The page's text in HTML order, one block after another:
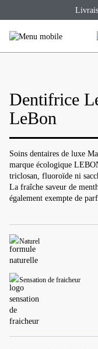
Dentifrice
LeBon
Soins dentaires de luxe
marque écologique
triclosan, fluoroïde ni
La fraîche saveur de
également exempte de
Naturel
Sensation de fraicheur